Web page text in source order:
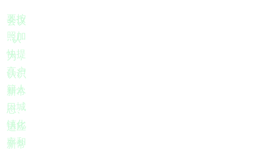
会议
认
为，
认识
新常
态、
适应
新常
要按
照加
快提
高户
籍人
口城
镇化
率和